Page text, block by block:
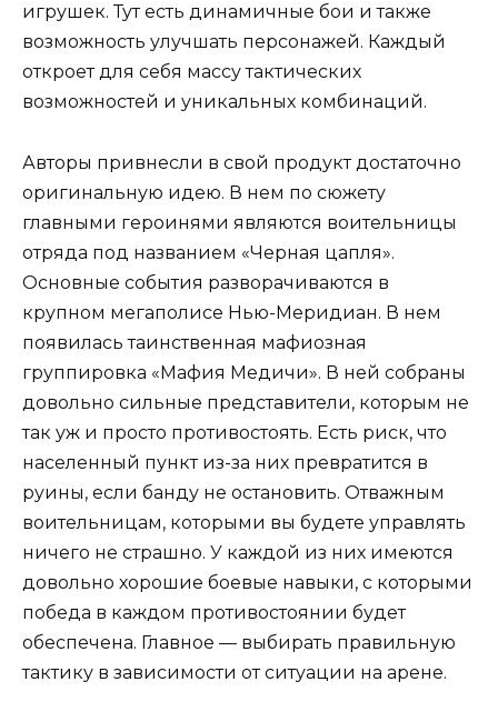
игрушек. Тут есть динамичные бои и также
возможность улучшать персонажей. Каждый
откроет для себя массу тактических
возможностей и уникальных комбинаций.
Авторы привнесли в свой продукт достаточно
оригинальную идею. В нем по сюжету
главными героинями являются воительницы
отряда под названием «Черная цапля».
Основные события разворачиваются в
крупном мегаполисе Нью-Меридиан. В нем
появилась таинственная мафиозная
группировка «Мафия Медичи». В ней собраны
довольно сильные представители, которым не
так уж и просто противостоять. Есть риск, что
населенный пункт из-за них превратится в
руины, если банду не остановить. Отважным
воительницам, которыми вы будете управлять
ничего не страшно. У каждой из них имеются
довольно хорошие боевые навыки, с которыми
победа в каждом противостоянии будет
обеспечена. Главное — выбирать правильную
тактику в зависимости от ситуации на арене.